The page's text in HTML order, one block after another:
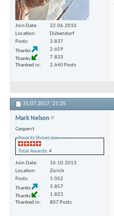
Join Date
22.06.2010
Location
Dübendorf
Posts
3.837
Thanks
2.659
Thanks
7.833
Thanked in
2.640 Posts
31.07.2017, 21:35
Mark Nelson
Gesperrt
Awards Showcase
Total Awards: 4
Join Date
16.10.2013
Location
Zürich
Posts
1.052
Thanks
3.857
Thanks
1.823
Thanked in
807 Posts